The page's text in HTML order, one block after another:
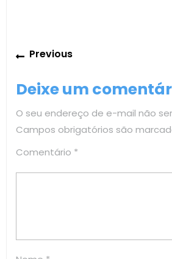
Navegação
de
Post
PreviousPrevious
Deixe um
O seu endereço de e-mail não
Campos obrigatórios são
Comentário *